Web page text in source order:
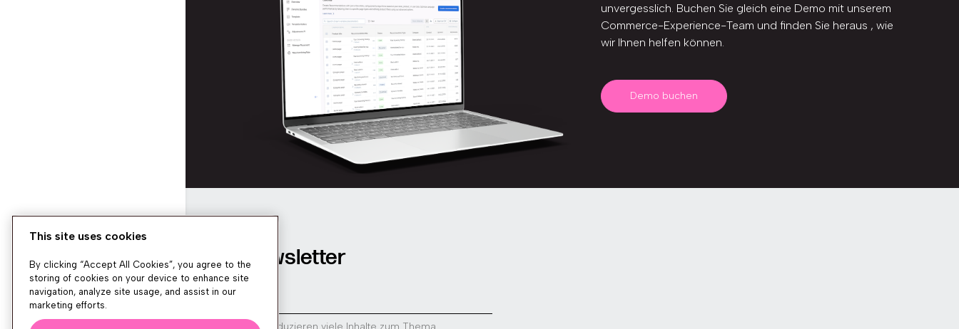
unvergesslich. Buchen Sie gleich eine Demo mit unserem
Commerce-Experience-Team und finden Sie heraus , wie
wir Ihnen helfen können.
Demo buchen
Newsletter
Wir produzieren viele Inhalte zum Thema
This site uses cookies
By clicking “Accept All Cookies”, you agree to the
storing of cookies on your device to enhance site
navigation, analyze site usage, and assist in our
marketing efforts.